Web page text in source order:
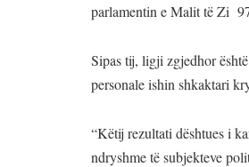
parlamentin e Malit të Zi
Sipas tij, ligji zgjedhor
personale ishin shkaktari
“Këtij rezultati dështues i
ndryshme të subjekteve